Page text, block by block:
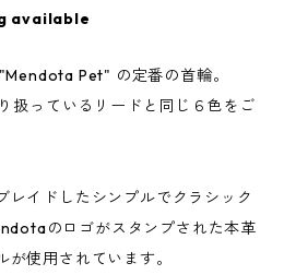
available
Pet" の定番の首輪。
っているリードと同じ６色をご
レイドしたシンプルでクラシック
のロゴがスタンプされた本革
使用されています。